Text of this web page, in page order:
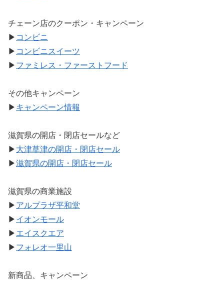
チェーン店のクーポン・キャンペーン
▶ コンビニ
▶ コンビニスイーツ
▶ ファミレス・ファーストフード
その他キャンペーン
▶ キャンペーン情報
滋賀県の開店・閉店セールなど
▶ 大津草津の開店・閉店セール
▶滋賀県の開店・閉店セール
滋賀県の商業施設
▶ アルプラザ平和堂
▶ イオンモール
▶ エイスクエア
▶ フォレオ一里山
新商品、キャンペーン